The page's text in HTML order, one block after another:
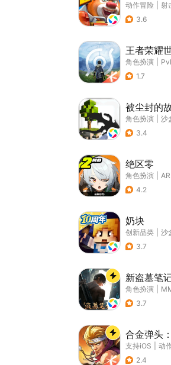
动作冒险 射
3.6
王者荣耀
角色扮演
1.7
被尘封的
角色扮演 沙
3.4
绝区零
角色扮演
4.2
奶块
创新品类 沙
3.7
新盗墓笔
角色扮演
3.7
合金弹头
支持iOS 动
2.4